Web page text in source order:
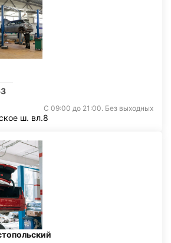
С 09:00 до 21:00. Без выходных
ш. вл.8